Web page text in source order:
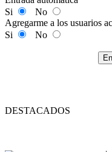
Si
No
Agregarme a los usuarios
Si
No
DESTACADOS